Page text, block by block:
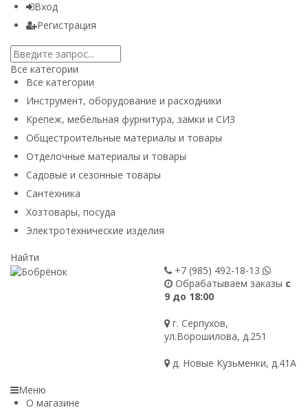
Вход
Регистрация
Все категории
Все категории
Инструмент, оборудование и расходники
Крепеж, мебельная фурнитура, замки и СИЗ
Общестроительные материалы и товары
Отделочные материалы и товары
Садовые и сезонные товары
Сантехника
Хозтовары, посуда
Электротехнические изделия
Найти
+7 (985) 492-18-13
Обрабатываем заказы с
9 до 18:00
г. Серпухов,
ул.Ворошилова, д.251
д. Новые Кузьменки, д.41А
Меню
О магазине